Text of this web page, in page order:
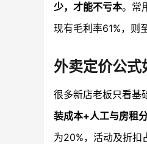
少，才能不亏本。常
现有毛利率61%，则
外卖定价公式
很多新店老板只看基
装成本+人工与房租
为20%，活动及折扣